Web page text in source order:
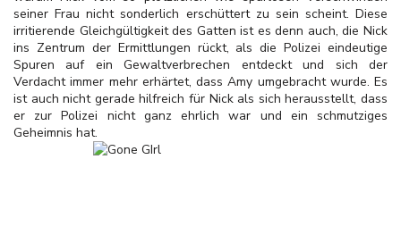
seiner Frau nicht sonderlich erschüttert zu sein scheint. Diese
irritierende Gleichgültigkeit des Gatten ist es denn auch, die Nick
ins Zentrum der Ermittlungen rückt, als die Polizei eindeutige
Spuren auf ein Gewaltverbrechen entdeckt und sich der
Verdacht immer mehr erhärtet, dass Amy umgebracht wurde. Es
ist auch nicht gerade hilfreich für Nick als sich herausstellt, dass
er zur Polizei nicht ganz ehrlich war und ein schmutziges
Geheimnis hat.